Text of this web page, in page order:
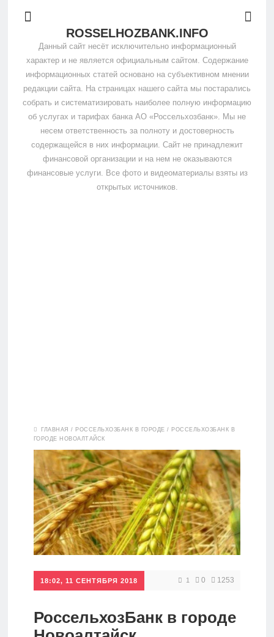
ROSSELHOZBANK.INFO
Данный сайт несёт исключительно информационный
характер и не является официальным сайтом. Содержание
информационных статей основано на субъективном мнении
редакции сайта. На страницах нашего сайта мы постарались
собрать и систематизировать наиболее полную информацию
об услугах и тарифах банка АО «Россельхозбанк». Мы не
несем ответственность за полноту и достоверность
содержащейся в них информации. Сайт не принадлежит
финансовой организации и на нем не оказываются
финансовые услуги. Все фото и видеоматериалы взяты из
открытых источников.
Дебетовые
карты
Кредитные
карты
Кредиты
Ипотеки
ГЛАВНАЯ / РОССЕЛЬХОЗБАНК В ГОРОДЕ / РОССЕЛЬХОЗБАНК В
ГОРОДЕ НОВОАЛТАЙСК
18:02, 11 СЕНТЯБРЯ 2018 1 0 1253
РоссельхозБанк в городе